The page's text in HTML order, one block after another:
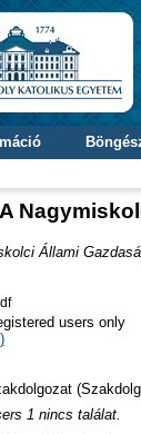
A
Állami
users only
1 nincs találat.